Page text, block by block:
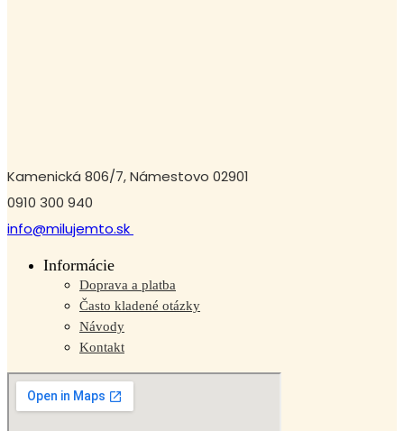
Kamenická 806/7, Námestovo 02901
0910 300 940
info@milujemto.sk
Informácie
Doprava a platba
Často kladené otázky
Návody
Kontakt